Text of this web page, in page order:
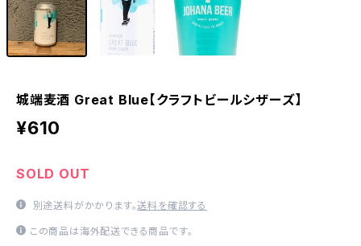
城端麦酒 Great Blue【クラフトビールシザーズ】
¥610
SOLD OUT
別途送料がかかります。送料を確認する
この商品は海外配送できる商品です。